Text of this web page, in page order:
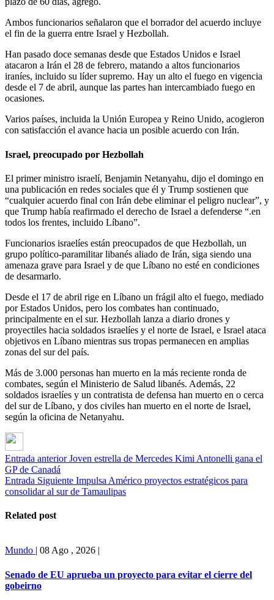
Ambos funcionarios señalaron que el borrador del acuerdo incluye
el fin de la guerra entre Israel y Hezbollah.
Han pasado doce semanas desde que Estados Unidos e Israel
atacaron a Irán el 28 de febrero, matando a altos funcionarios
iraníes, incluido su líder supremo. Hay un alto el fuego en vigencia
desde el 7 de abril, aunque las partes han intercambiado fuego en
ocasiones.
Varios países, incluida la Unión Europea y Reino Unido, acogieron
con satisfacción el avance hacia un posible acuerdo con Irán.
Israel, preocupado por Hezbollah
El primer ministro israelí, Benjamin Netanyahu, dijo el domingo en
una publicación en redes sociales que él y Trump sostienen que
“cualquier acuerdo final con Irán debe eliminar el peligro nuclear”, y
que Trump había reafirmado el derecho de Israel a defenderse “.en
todos los frentes, incluido Líbano”.
Funcionarios israelíes están preocupados de que Hezbollah, un
grupo político-paramilitar libanés aliado de Irán, siga siendo una
amenaza grave para Israel y de que Líbano no esté en condiciones
de desarmarlo.
Desde el 17 de abril rige en Líbano un frágil alto el fuego, mediado
por Estados Unidos, pero los combates han continuado,
principalmente en el sur. Hezbollah lanza a diario drones y
proyectiles hacia soldados israelíes y el norte de Israel, e Israel ataca
objetivos en Líbano mientras sus tropas permanecen en amplias
zonas del sur del país.
Más de 3.000 personas han muerto en la más reciente ronda de
combates, según el Ministerio de Salud libanés. Además, 22
soldados israelíes y un contratista de defensa han muerto en o cerca
del sur de Líbano, y dos civiles han muerto en el norte de Israel,
según la oficina de Netanyahu.
Entrada anterior Joven estrella de Mercedes Kimi Antonelli gana el
GP de Canadá
Entrada Siguiente Impulsa Américo proyectos estratégicos para
consolidar al sur de Tamaulipas
Related post
Mundo 08 Ago , 2026
Senado de EU aprueba un proyecto para evitar el cierre del
gobeirno